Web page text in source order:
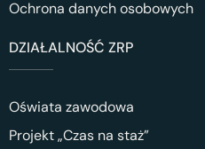
Ochrona danych osobowych
DZIAŁALNOŚĆ ZRP
Oświata zawodowa
Projekt „Czas na staż”